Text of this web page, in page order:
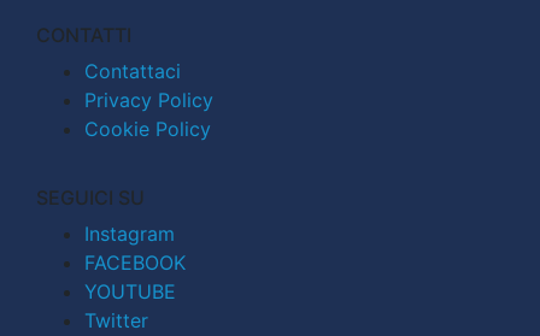
CONTATTI
Contattaci
Privacy Policy
Cookie Policy
SEGUICI SU
Instagram
FACEBOOK
YOUTUBE
Twitter